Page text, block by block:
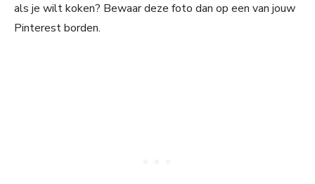
als je wilt koken? Bewaar deze foto dan op een van jouw
Pinterest borden.